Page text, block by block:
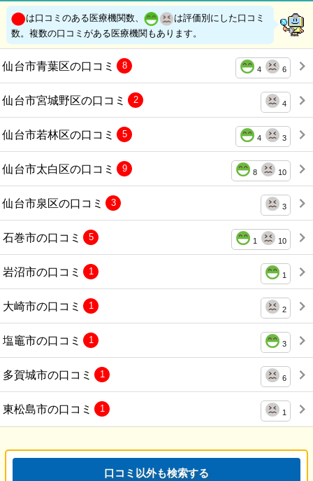
は口コミのある医療機関数、
は評価別にした口コミ
数。複数の口コミがある医療機関もあります。
仙台市青葉区の口コミ 4 6
8
仙台市宮城野区の口コミ 4
2
仙台市若林区の口コミ 4 3
5
仙台市太白区の口コミ 8 10
9
仙台市泉区の口コミ 3
3
石巻市の口コミ 1 10
5
岩沼市の口コミ 1
1
大崎市の口コミ 2
1
塩竈市の口コミ 3
1
多賀城市の口コミ 6
1
東松島市の口コミ 1
1
口コミ以外も検索する